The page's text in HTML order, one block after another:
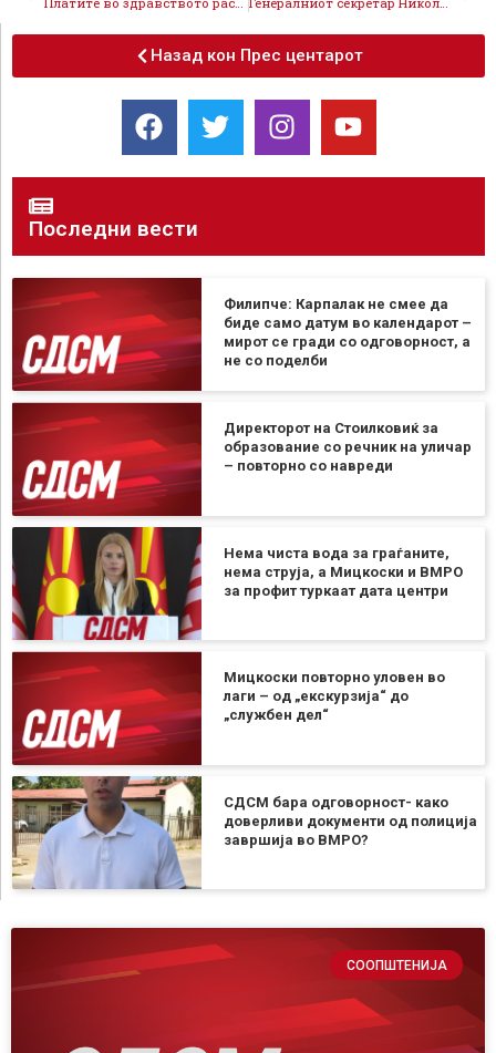
Назад кон Прес центарот
Последни вести
Филипче: Карпалак не смее да
биде само датум во календарот –
мирот се гради со одговорност, а
не со поделби
Директорот на Стоилковиќ за
образование со речник на уличар
– повторно со навреди
Нема чиста вода за граѓаните,
нема струја, а Мицкоски и ВМРО
за профит туркаат дата центри
Мицкоски повторно уловен во
лаги – од „екскурзија“ до
„службен дел“
СДСМ бара одговорност- како
доверливи документи од полиција
завршија во ВМРО?
СООПШТЕНИЈА